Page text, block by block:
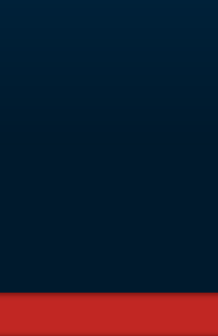
Rash's Green, Dereham,